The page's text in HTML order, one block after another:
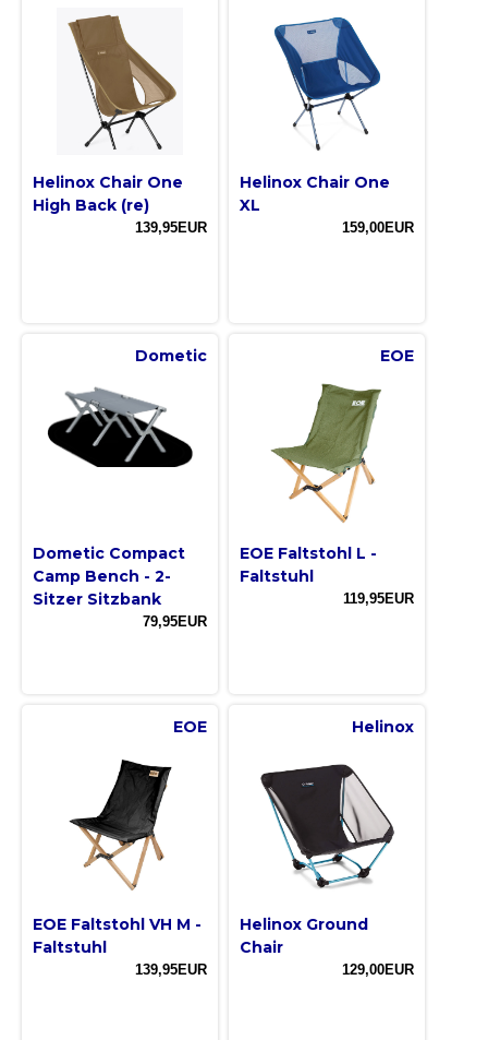
Helinox Chair One
High Back (re)
139,95EUR
Helinox Chair One
XL
159,00EUR
Dometic
Dometic Compact
Camp Bench - 2-
Sitzer Sitzbank
79,95EUR
EOE
EOE Faltstohl L -
Faltstuhl
119,95EUR
EOE
EOE Faltstohl VH M -
Faltstuhl
139,95EUR
Helinox
Helinox Ground
Chair
129,00EUR